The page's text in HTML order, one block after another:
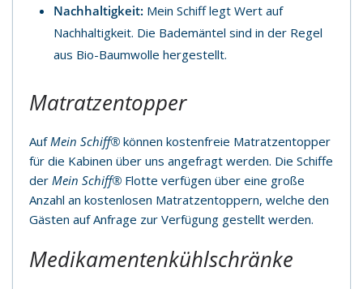
Nachhaltigkeit: Mein Schiff legt Wert auf
Nachhaltigkeit. Die Bademäntel sind in der Regel
aus Bio-Baumwolle hergestellt.
Matratzentopper
Auf Mein Schiff® können kostenfreie Matratzentopper
für die Kabinen über uns angefragt werden. Die Schiffe
der Mein Schiff® Flotte verfügen über eine große
Anzahl an kostenlosen Matratzentoppern, welche den
Gästen auf Anfrage zur Verfügung gestellt werden.
Medikamentenkühlschränke